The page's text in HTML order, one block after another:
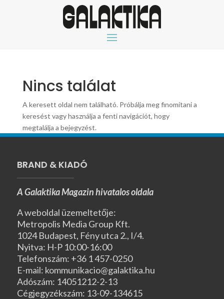
Nincs találat
A keresett oldal nem található. Próbálja meg finomítani a
keresést vagy használja a fenti navigációt, hogy
megtalálja a bejegyzést.
BRAND & KIADÓ
A Galaktika Magazin hivatalos oldala
A weboldal üzemeltetője:
Metropolis Media Group Kft.
1024 Budapest, Fény utca 2., I/4.
Nyitva: H-P 10:00-16:00
Telefonszám: +36 1 457-0250
E-mail: kommunikacio@galaktika.hu
Adószám: 14051212-2-13
Cégjegyzékszám: 13-09-134615